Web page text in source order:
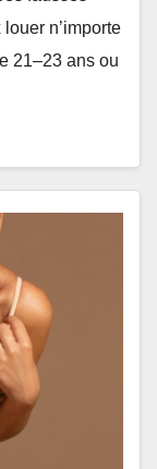
louer n’importe
21–23 ans ou